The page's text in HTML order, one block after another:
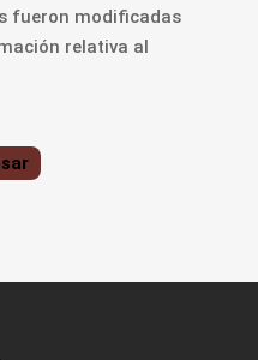
fueron modificadas
relativa al